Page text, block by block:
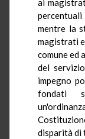
ai
mentre la
magistrati
comune ed
del
impegno
fondati
disparità di